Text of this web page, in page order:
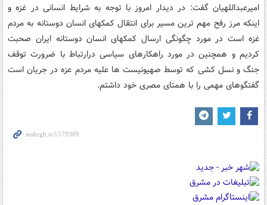
امیرعبداللهیان گفت: در دیدار امروز با توجه به شرایط انسانی در غزه و
اینکه مرز رفح مهم ترین مسیر برای انتقال کمکهای انسان دوستانه به مردم
غزه است در مورد چگونگی ارسال کمکهای انسان دوستانه ایران صحبت
کردیم و همچنین در مورد راهکارهای سیاسی درارتباط با ضرورت توقف
جنگ و نسل کشی که توسط صهیونیست ها علیه مردم عزه در جریان است
گفتگوهای مهمی را با همتای مصری خود داشتم.